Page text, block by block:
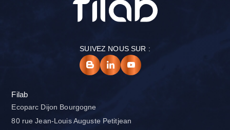
SUIVEZ NOUS SUR :
Filab
Ecoparc Dijon Bourgogne
80 rue Jean-Louis Auguste Petitjean